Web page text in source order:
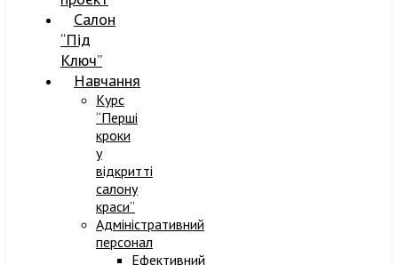
Салон
“Під
Ключ”
Навчання
Курс
“Перші
кроки
у
відкритті
салону
краси”
Адміністративний
персонал
Ефективний